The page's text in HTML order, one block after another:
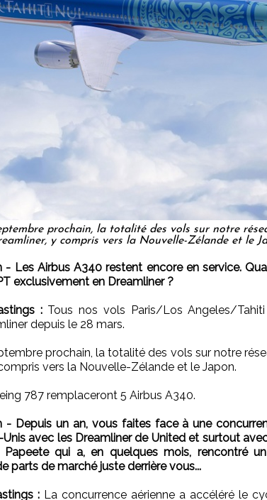
prochain, la totalité des vols sur notre
y compris vers la Nouvelle-Zélande et le
- Les Airbus A340 restent encore en service.
exclusivement en Dreamliner ?
:Tous nos vols Paris/Los Angeles/
depuis le 28 mars.
prochain, la totalité des vols sur notre
vers la Nouvelle-Zélande et le Japon.
787 remplaceront 5 Airbus A340.
- Depuis un an, vous faites face à une
avec les Dreamliner de United et surtout
qui a, en quelques mois, rencontré
parts de marché juste derrière vous...
: La concurrence aérienne a accéléré le